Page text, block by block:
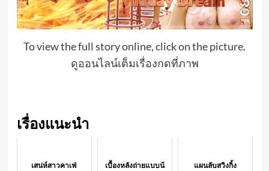
To view the full story online, click on the picture.
ดูออนไลน์เต็มเรื่องกดที่ภาพ
เรื่องแนะนำ
เสน่ห์สาวคาเฟ่
เบื้องหลังถ่ายแบบน้
แผนลับสวิงกิ้ง